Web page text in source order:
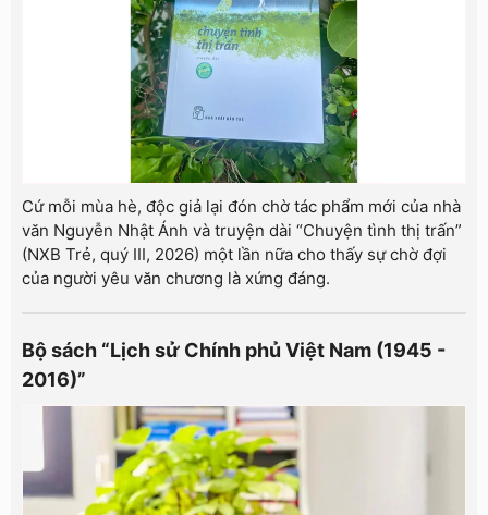
Cứ mỗi mùa hè, độc giả lại đón chờ tác phẩm mới của nhà
văn Nguyễn Nhật Ánh và truyện dài “Chuyện tình thị trấn”
(NXB Trẻ, quý III, 2026) một lần nữa cho thấy sự chờ đợi
của người yêu văn chương là xứng đáng.
Bộ sách “Lịch sử Chính phủ Việt Nam (1945 -
2016)”